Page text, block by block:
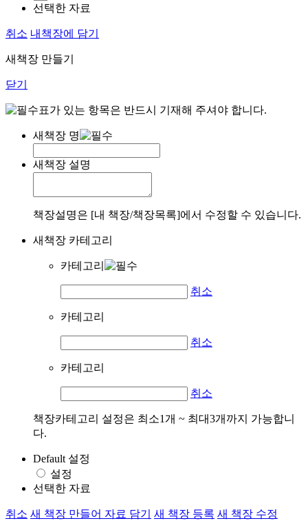
선택한 자료
취소 내책장에 담기
새책장 만들기
닫기
표가 있는 항목은 반드시 기재해 주셔야 합니다.
새책장 명
새책장 설명
책장설명은 [내 책장/책장목록]에서 수정할 수 있습니다.
새책장 카테고리
카테고리
취소
카테고리
취소
카테고리
취소
책장카테고리 설정은 최소1개 ~ 최대3개까지 가능합니
다.
Default 설정
설정
선택한 자료
취소 새 책장 만들어 자료 담기 새 책장 등록 새 책장 수정